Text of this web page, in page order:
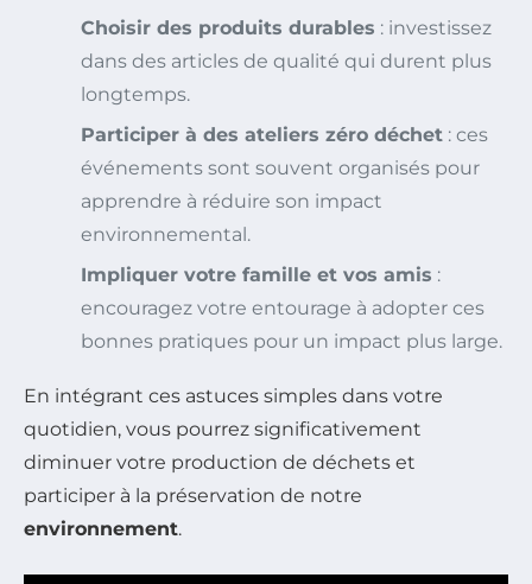
Choisir des produits durables : investissez
dans des articles de qualité qui durent plus
longtemps.
Participer à des ateliers zéro déchet : ces
événements sont souvent organisés pour
apprendre à réduire son impact
environnemental.
Impliquer votre famille et vos amis :
encouragez votre entourage à adopter ces
bonnes pratiques pour un impact plus large.
En intégrant ces astuces simples dans votre
quotidien, vous pourrez significativement
diminuer votre production de déchets et
participer à la préservation de notre
environnement.